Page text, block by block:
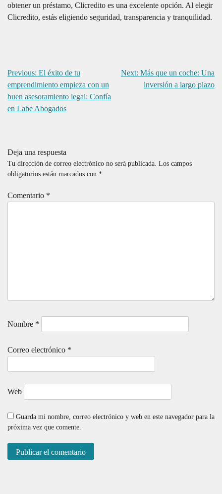
obtener un préstamo, Clicredito es una excelente opción. Al elegir
Clicredito, estás eligiendo seguridad, transparencia y tranquilidad.
Navegación
de
entradas
Previous: El éxito de tu
emprendimiento empieza con un
buen asesoramiento legal: Confía
en Labe Abogados
Next: Más que un coche: Una
inversión a largo plazo
Deja una respuesta
Tu dirección de correo electrónico no será publicada. Los campos
obligatorios están marcados con *
Comentario *
Nombre *
Correo electrónico *
Web
Guarda mi nombre, correo electrónico y web en este navegador para la
próxima vez que comente.